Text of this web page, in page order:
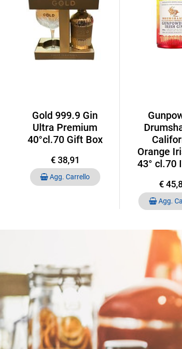
Gold 999.9 Gin
Ultra Premium
40°cl.70 Gift Box
€ 38,91
Quantità
Agg. Carrello
Orange
43° cl.70
€
Agg.